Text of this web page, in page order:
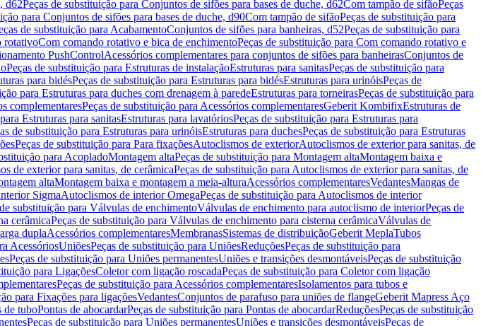
d62Peças de substituição para Conjuntos de sifões para bases de duche, d62Com tampão de sifãoPeças
para Conjuntos de sifões para bases de duche, d90Com tampão de sifãoPeças de substituição para
de substituição para AcabamentoConjuntos de sifões para banheiras, d52Peças de substituição para
rotativoCom comando rotativo e bica de enchimentoPeças de substituição para Com comando rotativo e
PushControlAcessórios complementares para conjuntos de sifões para banheirasConjuntos de
Peças de substituição para Estruturas de instalaçãoEstruturas para sanitasPeças de substituição para
para bidésPeças de substituição para Estruturas para bidésEstruturas para urinóisPeças de
para Estruturas para duches com drenagem à paredeEstruturas para torneirasPeças de substituição para
complementaresPeças de substituição para Acessórios complementaresGeberit KombifixEstruturas de
Estruturas para sanitasEstruturas para lavatóriosPeças de substituição para Estruturas para
de substituição para Estruturas para urinóisEstruturas para duchesPeças de substituição para Estruturas
Peças de substituição para Para fixaçõesAutoclismos de exteriorAutoclismos de exterior para sanitas, de
para AcopladoMontagem altaPeças de substituição para Montagem altaMontagem baixa e
de exterior para sanitas, de cerâmicaPeças de substituição para Autoclismos de exterior para sanitas, de
altaMontagem baixa e montagem a meia-alturaAcessórios complementaresVedantesMangas de
SigmaAutoclismos de interior OmegaPeças de substituição para Autoclismos de interior
substituição para Válvulas de enchimentoVálvulas de enchimento para autoclismo de interiorPeças de
cerâmicaPeças de substituição para Válvulas de enchimento para cisterna cerâmicaVálvulas de
duplaAcessórios complementaresMembranasSistemas de distribuiçãoGeberit MeplaTubos
AcessóriosUniõesPeças de substituição para UniõesReduçõesPeças de substituição para
Peças de substituição para Uniões permanentesUniões e transições desmontáveisPeças de substituição
para LigaçõesColetor com ligação roscadaPeças de substituição para Coletor com ligação
Peças de substituição para Acessórios complementaresIsolamentos para tubos e
para Fixações para ligaçõesVedantesConjuntos de parafuso para uniões de flangeGeberit Mapress Aço
de tuboPontas de abocardarPeças de substituição para Pontas de abocardarReduçõesPeças de substituição
Peças de substituição para Uniões permanentesUniões e transições desmontáveisPeças de